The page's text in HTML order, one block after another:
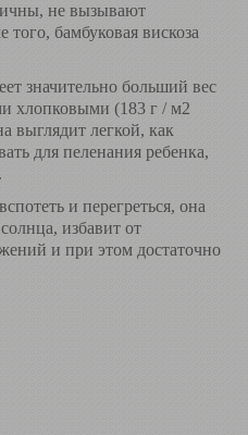
не вызывают
бамбуковая вискоза
значительно больший вес
хлопковыми (183 г / м2
выглядит легкой, как
для пеленания ребенка,
и перегреться, она
избавит от
и при этом достаточно